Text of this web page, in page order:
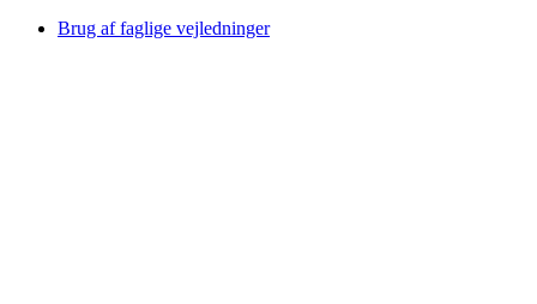
Brug af faglige vejledninger